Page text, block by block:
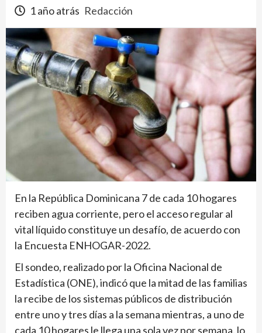
1 año atrás Redacción
En la República Dominicana 7 de cada 10 hogares
reciben agua corriente, pero el acceso regular al
vital líquido constituye un desafío, de acuerdo con
la Encuesta ENHOGAR-2022.
El sondeo, realizado por la Oficina Nacional de
Estadística (ONE), indicó que la mitad de las familias
la recibe de los sistemas públicos de distribución
entre uno y tres días a la semana mientras, a uno de
cada 10 hogares le llega una sola vez por semana, lo